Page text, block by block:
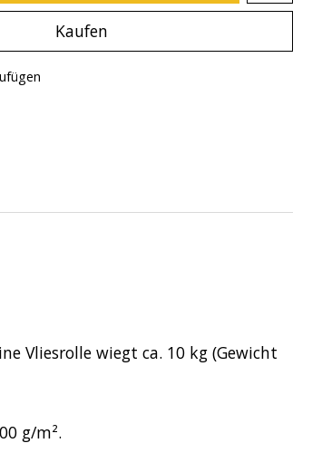
Kaufen
Vliesrolle wiegt ca. 10 kg (Gewicht
g/m².